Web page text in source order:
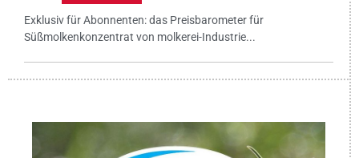
Exklusiv für Abonnenten: das Preisbarometer für
Süßmolkenkonzentrat von molkerei-Industrie...